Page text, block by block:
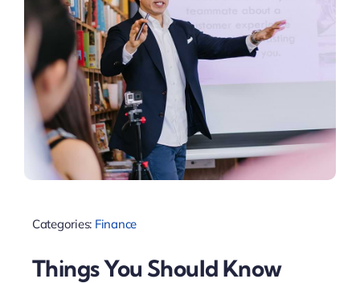
Categories: Finance
Things You Should Know